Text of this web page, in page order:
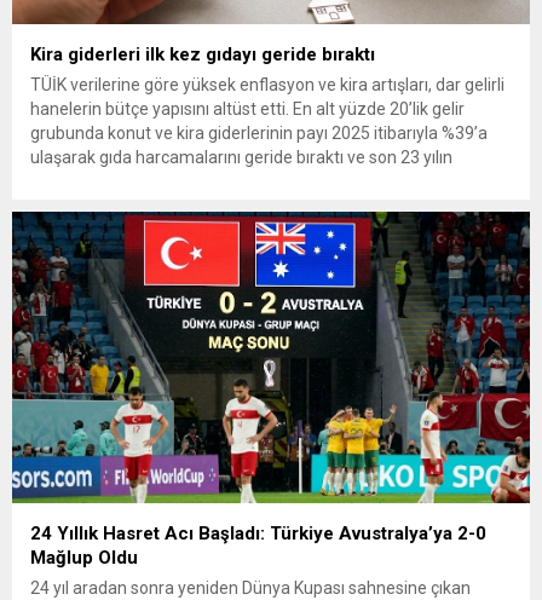
Kira giderleri ilk kez gıdayı geride bıraktı
TÜİK verilerine göre yüksek enflasyon ve kira artışları, dar gelirli
hanelerin bütçe yapısını altüst etti. En alt yüzde 20’lik gelir
grubunda konut ve kira giderlerinin payı 2025 itibarıyla %39’a
ulaşarak gıda harcamalarını geride bıraktı ve son 23 yılın
24 Yıllık Hasret Acı Başladı: Türkiye Avustralya’ya 2-0
Mağlup Oldu
24 yıl aradan sonra yeniden Dünya Kupası sahnesine çıkan